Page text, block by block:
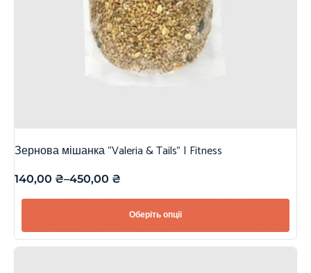
Зернова мішанка “Valeria & Tails” | Fitness
140,00 ₴–450,00 ₴
Оберіть опції